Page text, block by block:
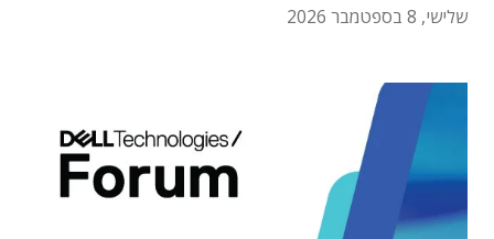
שלישי, 8 בספטמבר 2026